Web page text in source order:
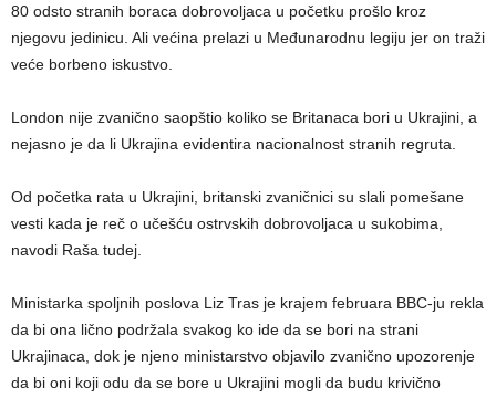
80 odsto stranih boraca dobrovoljaca u početku prošlo kroz
njegovu jedinicu. Ali većina prelazi u Međunarodnu legiju jer on traži
veće borbeno iskustvo.
London nije zvanično saopštio koliko se Britanaca bori u Ukrajini, a
nejasno je da li Ukrajina evidentira nacionalnost stranih regruta.
Od početka rata u Ukrajini, britanski zvaničnici su slali pomešane
vesti kada je reč o učešću ostrvskih dobrovoljaca u sukobima,
navodi Raša tudej.
Ministarka spoljnih poslova Liz Tras je krajem februara BBC-ju rekla
da bi ona lično podržala svakog ko ide da se bori na strani
Ukrajinaca, dok je njeno ministarstvo objavilo zvanično upozorenje
da bi oni koji odu da se bore u Ukrajini mogli da budu krivično